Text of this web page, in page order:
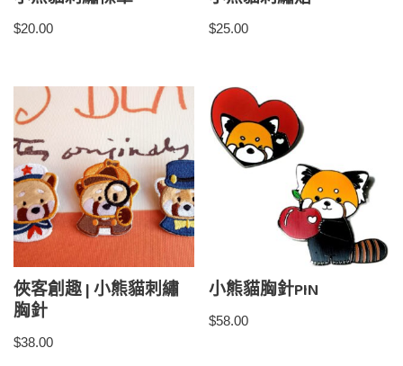
$20.00 $25.00
俠客創趣 | 小熊貓刺繡
胸針
$38.00
小熊貓胸針PIN
$58.00